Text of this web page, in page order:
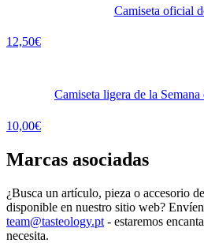
Camiseta oficial
12,50€
Camiseta ligera de la
10,00€
Marcas asociadas
¿Busca un artículo, pieza o accesorio
disponible en nuestro sitio web?
team@tasteology.pt - estaremos
necesita.